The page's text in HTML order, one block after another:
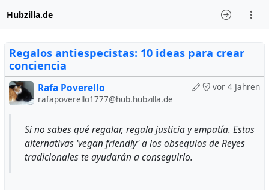
Hubzilla.de
Regalos antiespecistas: 10 ideas para crear
conciencia
vor 4 Jahren
Rafa Poverello
rafapoverello1777@hub.hubzilla.de
Si no sabes qué regalar, regala justicia y empatía. Estas
alternativas 'vegan friendly' a los obsequios de Reyes
tradicionales te ayudarán a conseguirlo.